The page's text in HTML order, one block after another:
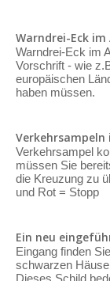
Warndrei-Eck im
Warndrei-Eck im
Vorschrift - wie
europäischen
haben müssen.
Verkehrsampeln
Verkehrsampel
müssen Sie
die Kreuzung zu
und Rot = Stopp
Ein neu
Eingang finden
schwarzen
Dieses Schild